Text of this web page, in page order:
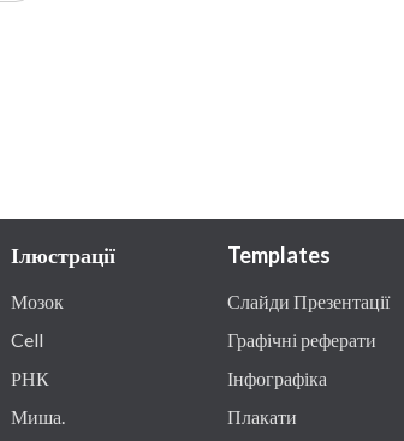
Ілюстрації
Мозок
Cell
РНК
Миша.
Templates
Слайди Презентації
Графічні реферати
Інфографіка
Плакати